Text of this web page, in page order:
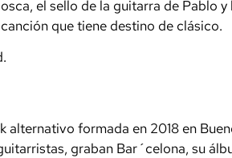
el sello de la guitarra de Pablo
que tiene destino de clásico.
alternativo formada en 2018 en
graban Bar´celona, su